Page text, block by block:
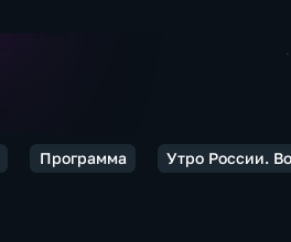
Программа Утро России.